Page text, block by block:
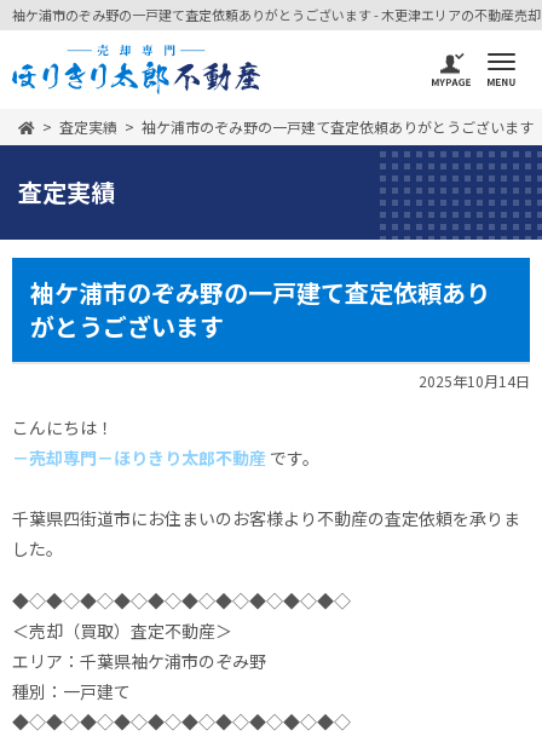
袖ケ浦市のぞみ野の一戸建て査定依頼ありがとうございます - 木更津エリアの不動産売
査定実績 袖ケ浦市のぞみ野の一戸建て査定依頼ありがとうございます
査定実績
袖ケ浦市のぞみ野の一戸建て査定依頼あり
がとうございます
2025年10月14日
こんにちは！
－売却専門－ほりきり太郎不動産 です。
千葉県四街道市にお住まいのお客様より不動産の査定依頼を承りま
した。
◆◇◆◇◆◇◆◇◆◇◆◇◆◇◆◇◆◇◆◇
＜売却（買取）査定不動産＞
エリア：千葉県袖ケ浦市のぞみ野
種別：一戸建て
◆◇◆◇◆◇◆◇◆◇◆◇◆◇◆◇◆◇◆◇